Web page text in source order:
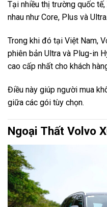
Tại nhiều thị trường quốc tế,
nhau như Core, Plus và Ultra.
Trong khi đó tại Việt Nam,
phiên bản Ultra và Plug-in
cao cấp nhất cho khách
Điều này giúp người mua
giữa các gói tùy chọn.
Ngoại Thất Volvo